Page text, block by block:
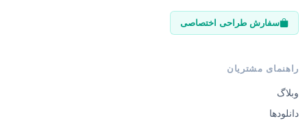
سفارش طراحی اختصاصی
راهنمای مشتریان
وبلاگ
دانلودها